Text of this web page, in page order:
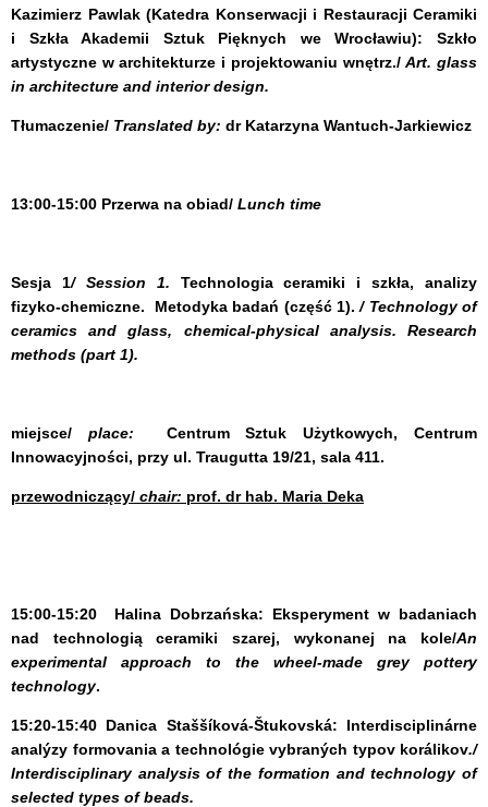
Kazimierz Pawlak(Katedra Konserwacji i Restauracji Ceramiki
i Szkła Akademii Sztuk Pięknych we Wrocławiu): Szkło
artystyczne w architekturze i projektowaniu wnętrz./Art. glass
in architecture and interior design.
Tłumaczenie/ Translated by: dr Katarzyna Wantuch-Jarkiewicz
13:00-15:00 Przerwa na obiad/ Lunch time
Sesja 1/ Session 1. Technologia ceramiki i szkła, analizy
fizyko-chemiczne. Metodyka badań (część 1)./ Technology of
ceramics and glass, chemical-physical analysis. Research
methods (part 1).
miejsce/ place:
Centrum Sztuk Użytkowych, Centrum
Innowacyjności, przy ul. Traugutta 19/21, sala 411.
przewodniczący/ chair: prof. dr hab. Maria Deka
15:00-15:20 Halina Dobrzańska:
Eksperyment w badaniach
nad technologią ceramiki szarej, wykonanej na kole/An
experimental approach to the wheel-made grey pottery
technology.
15:20-15:40 Danica Staššíková-Štukovská: Interdisciplinárne
analýzy formovania a technológie vybraných typov korálikov./
Interdisciplinary analysis of the formation and technology of
selected types of beads.